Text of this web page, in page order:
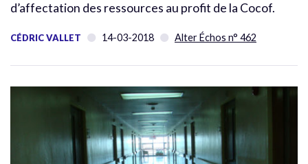
d’affectation des ressources au profit de la Cocof.
CÉDRIC VALLET 14-03-2018 Alter Échos n° 462